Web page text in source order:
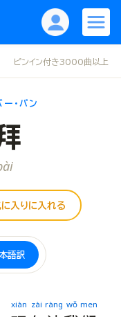
ピンイン付き3000曲以上
・パン
入りに入れる
語訳
xiàn zài ràng wǒ men